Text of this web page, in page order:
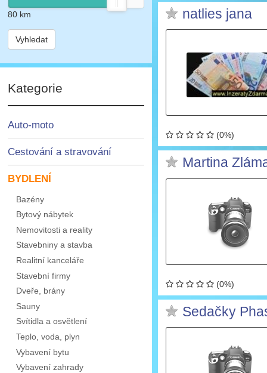
80km
Vyhledat
Kategorie
Auto-moto
Cestování a stravování
BYDLENÍ
Bazény
Bytový nábytek
Nemovitosti a reality
Stavebniny a stavba
Realitní kanceláře
Stavební firmy
Dveře, brány
Sauny
Svítidla a osvětlení
Teplo, voda, plyn
Vybavení bytu
Vybavení zahrady
natlies jana
(0%)
Martina
(0%)
Sedačky